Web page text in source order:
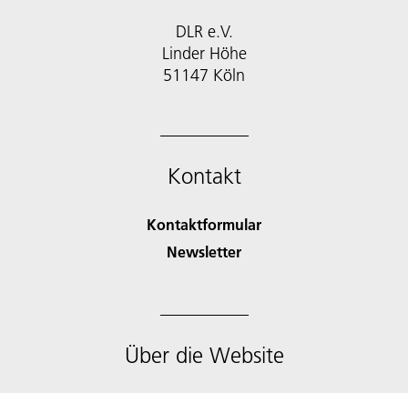
DLR e.V.
Linder Höhe
51147 Köln
Kontakt
Kontaktformular
Newsletter
Über die Website